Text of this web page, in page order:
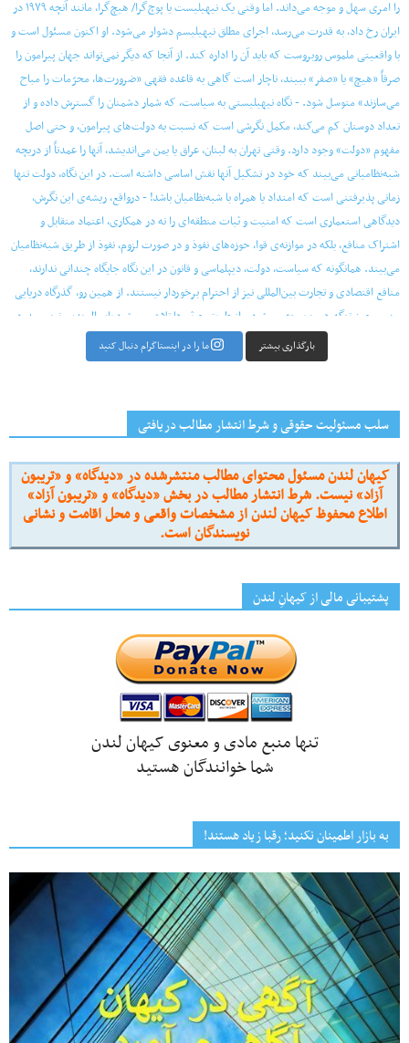
بارگذاری بیشتر ما را در اینستاگرام دنبال کنید
سلب مسئولیت حقوقی و شرط انتشار مطالب دریافتی
کیهان لندن مسئول محتوای مطالب منتشرشده در «دیدگاه» و «تریبون
آزاد» نیست. شرط انتشار مطالب در بخش «دیدگاه» و «تریبون آزاد»
اطلاع محفوظ کیهان لندن از مشخصات واقعی و محل اقامت و نشانی
نویسندگان است.
پشتیبانی مالی از کیهانِ لندن
تنها منبع مادی و معنوی کیهان لندن
شما خوانندگان هستید
به بازار اطمینان نکنید؛ رقبا زیاد هستند!